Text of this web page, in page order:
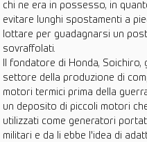
chi ne era in possesso, in
evitare lunghi spostamenti a
lottare per guadagnarsi un
sovraffolati.
Il fondatore di Honda, Soichiro,
settore della produzione di
motori termici prima della
un deposito di piccoli motori
utilizzati come generatori
militari e da li ebbe l'idea di